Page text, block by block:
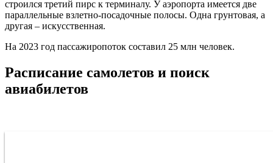
строился третий пирс к терминалу. У аэропорта имеется две
параллельные взлетно-посадочные полосы. Одна грунтовая, а
другая – искусственная.
На 2023 год пассажиропоток составил 25 млн человек.
Расписание самолетов и поиск
авиабилетов